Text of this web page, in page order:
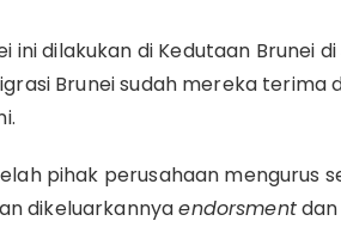
ini dilakukan di Kedutaan Brunei
Brunei sudah mereka terima
pihak perusahaan mengurus
dikeluarkannyaendorsmentdan